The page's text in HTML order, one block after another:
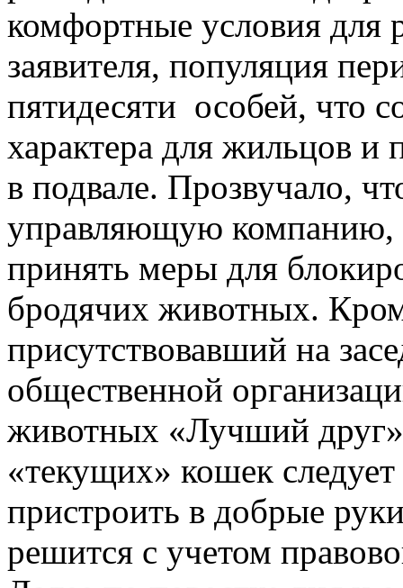
комфортные условия для
заявителя, популяция
пятидесяти особей, что
характера для жильцов и
в подвале. Прозвучало,
управляющую
принять меры для
бродячих животных.
присутствовавший на
общественной
животных «Лучший
«текущих» кошек следует
пристроить в добрые
решится с учетом